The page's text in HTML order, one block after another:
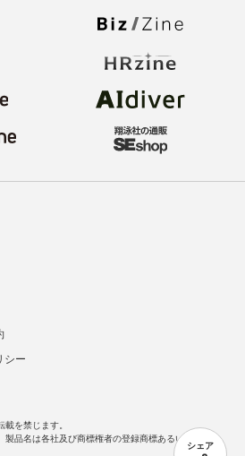
シェア
シー
を禁じます。
製品名は各社及び商標権者の登録商標あるいは商標で